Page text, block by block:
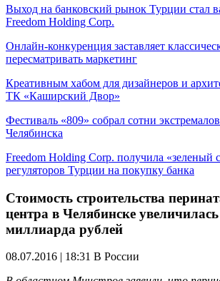
Выход на банковский рынок Турции стал
Freedom Holding Corp.
Онлайн-конкуренция заставляет
пересматривать маркетинг
Креативным хабом для дизайнеров и
ТК «Каширский Двор»
Фестиваль «809» собрал сотни
Челябинска
Freedom Holding Corp. получила «зеленый
регуляторов Турции на покупку банка
Стоимость строительства
центра в Челябинске
миллиарда рублей
08.07.2016 | 18:31 В России